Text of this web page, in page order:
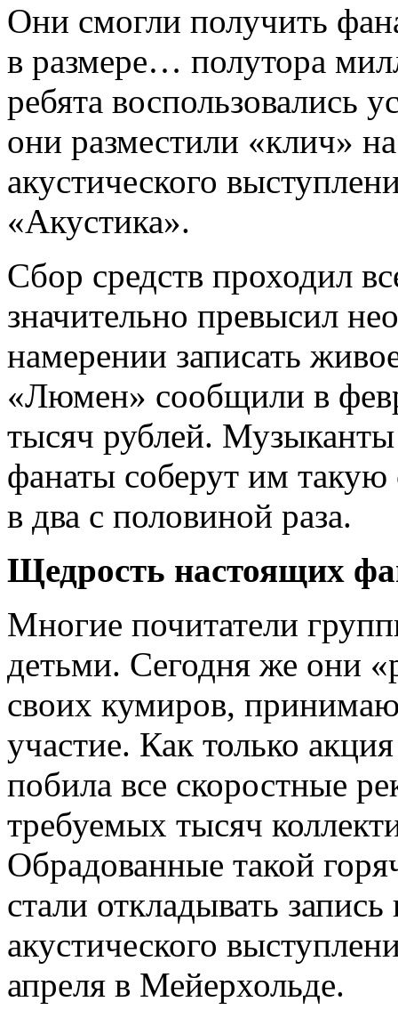
Они смогли получить
в размере… полутора
ребята воспользовались
они разместили «клич»
акустического
«Акустика».
Сбор средств проходил
значительно превысил
намерении записать
«Люмен» сообщили в
тысяч рублей.
фанаты соберут им
в два с половиной раза.
Щедрость настоящих
Многие почитатели
детьми. Сегодня же они
своих кумиров,
участие. Как только
побила все скоростные
требуемых тысяч
Обрадованные такой
стали откладывать
акустического
апреля в Мейерхольде.